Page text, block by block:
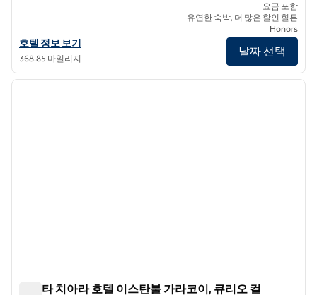
하기아 소피아 맨션 이스탄불, 큐리오 컬렉션 바이 힐튼의 호텔 정보 보
호텔 정보 보기
368.85 마일리지
요금 포함
유연한 숙박, 더 많은 할인 힐튼
Honors
날짜 선택
1/2
1/2
다음
포르타 치아라 호텔 이스탄불 가라코이, 큐리오 컬